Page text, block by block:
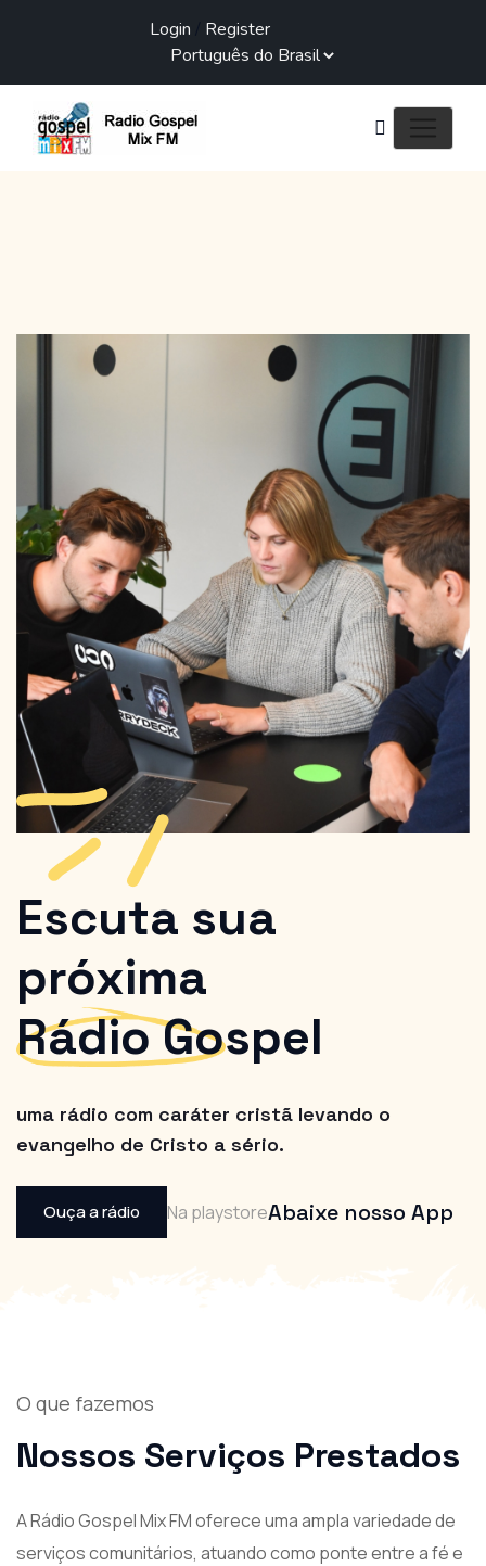
Login Register
Escuta sua
próxima
Rádio Gospel
uma rádio com caráter cristã levando o
evangelho de Cristo a sério.
Ouça a rádio Na playstoreAbaixe nosso App
O que fazemos
Nossos Serviços Prestados
A Rádio Gospel Mix FM oferece uma ampla variedade de
serviços comunitários, atuando como ponte entre a fé e